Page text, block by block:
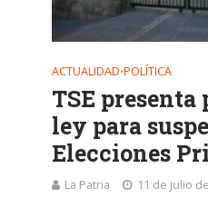
ACTUALIDAD•POLÍTICA
TSE presenta
ley para
Elecciones
La Patria 11 de julio